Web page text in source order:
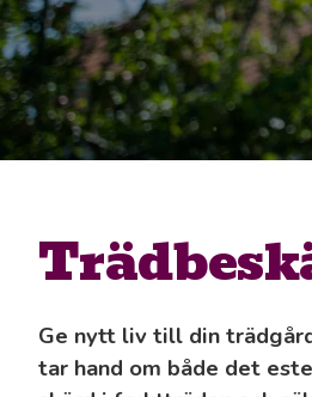
Ge nytt liv till din
tar hand om både det